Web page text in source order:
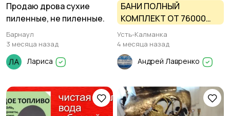
Продаю дрова сухие
пиленные, не пиленные.
Барнаул
3 месяца назад
Лариса
БАНИ ПОЛНЫЙ
КОМПЛЕКТ ОТ 76000
РУБ И ПИЛОМАТЕРИАЛ
ОТ 6500 РУБ
Усть-Калманка
4 месяца назад
Андрей Лавренко